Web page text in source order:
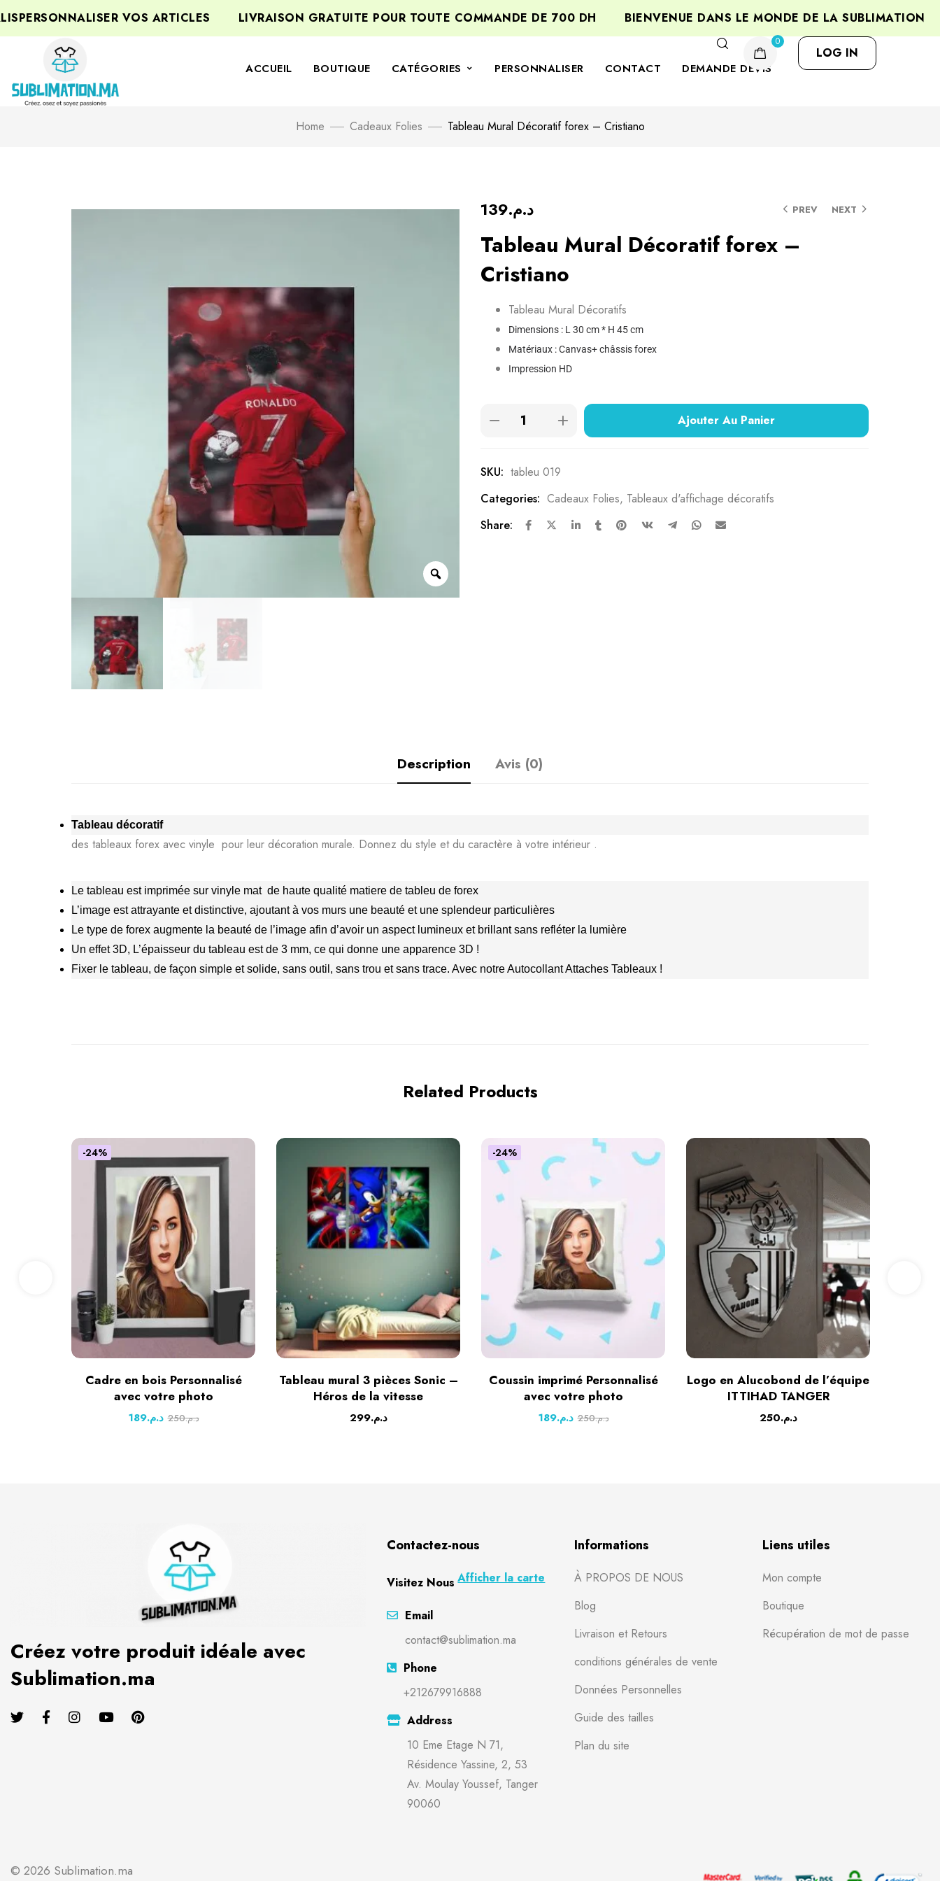
VOS ARTICLES LIVRAISON GRATUITE POUR TOUTE COMMANDE DE 700 DH BIENVENUE DANS LE MONDE DE LA SUBLIMATION
ACCUEIL BOUTIQUE CATÉGORIES PERSONNALISER CONTACT DEMANDE DEVIS
0
LOG IN
Home Cadeaux Folies Tableau Mural Décoratif forex – Cristiano
PREV NEXT د.م.139
Tableau Mural Décoratif forex –
Cristiano
Tableau Mural Décoratifs
Dimensions : L 30 cm * H 45 cm
Matériaux : Canvas+ châssis forex
Impression HD
Ajouter Au Panier
SKU: tableu 019
Categories: Cadeaux Folies, Tableaux d'affichage décoratifs
Share:
Description Avis (0)
Tableau décoratif
des tableaux forex avec vinyle pour leur décoration murale. Donnez du style et du caractère à votre intérieur .
Le tableau est imprimée sur vinyle mat de haute qualité matiere de tableu de forex
L’image est attrayante et distinctive, ajoutant à vos murs une beauté et une splendeur particulières
Le type de forex augmente la beauté de l’image afin d’avoir un aspect lumineux et brillant sans refléter la lumière
Un effet 3D, L’épaisseur du tableau est de 3 mm, ce qui donne une apparence 3D !
Fixer le tableau, de façon simple et solide, sans outil, sans trou et sans trace. Avec notre Autocollant Attaches Tableaux !
Related Products
-24%
Cadre en bois Personnalisé
avec votre photo
د.م.189 د.م.250
Tableau mural 3 pièces Sonic –
Héros de la vitesse
د.م.299
-24%
Coussin imprimé Personnalisé
avec votre photo
د.م.189 د.م.250
Logo en Alucobond de l’équipe
ITTIHAD TANGER
د.م.250
Créez votre produit idéale avec
Sublimation.ma
Contactez-nous
Visitez Nous Afficher la carte
Email
contact@sublimation.ma
Phone
+212679916888
Address
10 Eme Etage N 71,
Résidence Yassine, 2, 53
Av. Moulay Youssef, Tanger
90060
Informations
À PROPOS DE NOUS
Blog
Livraison et Retours
conditions générales de vente
Données Personnelles
Guide des tailles
Plan du site
Liens utiles
Mon compte
Boutique
Récupération de mot de passe
© 2026 Sublimation.ma